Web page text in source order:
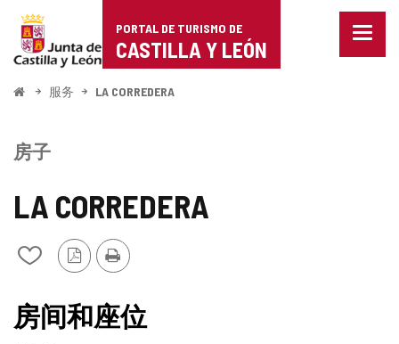
Portal
de
Turismo
Castilla
León
PORTAL DE TURISMO DE
CASTILLA Y LEÓN
菜
开
服务 LA CORREDERA
LA CORREDERA
从
笔
记
PDF
版
打
印
TIPO
房子
房间和座位